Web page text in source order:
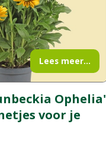
Ophelia'
voor je
Lees meer...